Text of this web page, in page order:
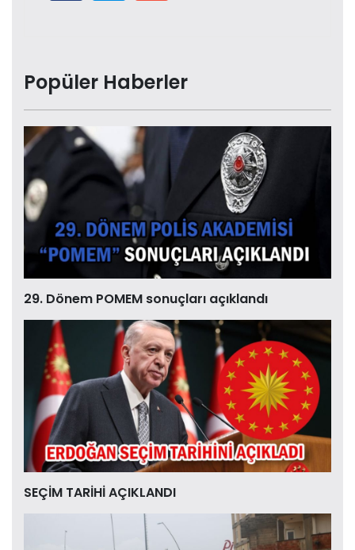
Popüler Haberler
29. Dönem POMEM sonuçları açıklandı
SEÇİM TARİHİ AÇIKLANDI